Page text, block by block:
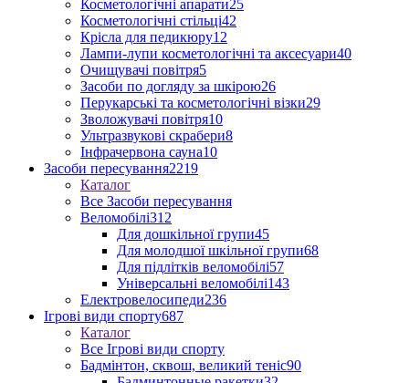
Косметологічні апарати25
Косметологічні стільці42
Крісла для педикюру12
Лампи-лупи косметологічні та аксесуари40
Очищувачі повітря5
Засоби по догляду за шкірою26
Перукарські та косметологічні візки29
Зволожувачі повітря10
Ультразвукові скрабери8
Інфрачервона сауна10
Засоби пересування2219
Каталог
Все Засоби пересування
Веломобілі312
Для дошкільної групи45
Для молодшої шкільної групи68
Для підлітків веломобілі57
Універсальні веломобілі143
Електровелосипеди236
Ігрові види спорту687
Каталог
Все Ігрові види спорту
Бадмінтон, сквош, великий теніс90